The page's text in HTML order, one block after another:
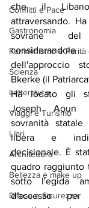
Conflitti e Pace
Gastronomia
Femminismo e
Scienza
Letteratura
Viaggi e Turismo
Libri
Architettura
Bellezza e make up
Difesa e Sicurezza
che il
attraversando.
sovrane
dell'approccio
Bkerke (il
Ha lodato gli
Joseph Aoun
sovranità
libera e
decisionale. È
quadro raggiunto
sotto l'egida
d'accesso per